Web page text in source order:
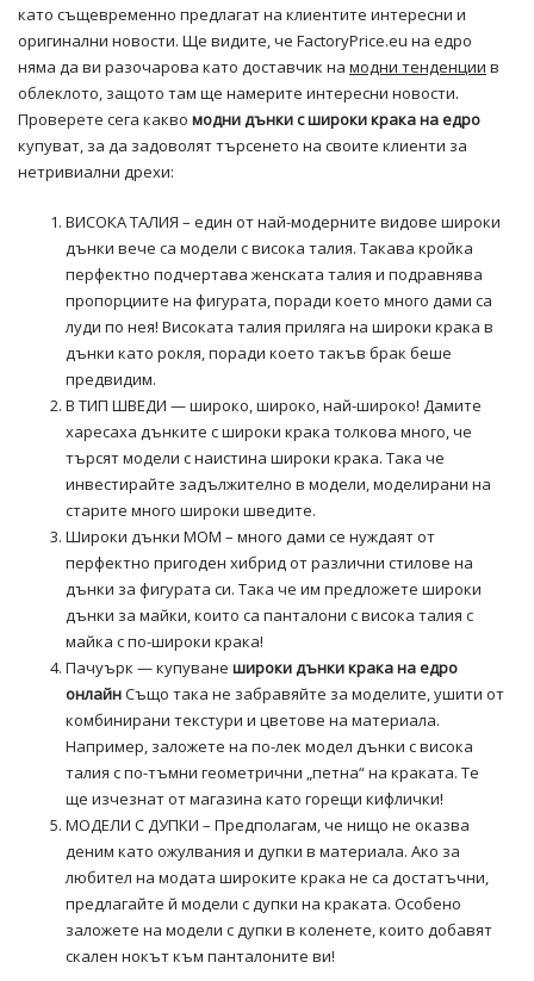
като същевременно предлагат на клиентите интересни и
оригинални новости. Ще видите, че FactoryPrice.eu на едро
няма да ви разочарова като доставчик на модни тенденции в
облеклото, защото там ще намерите интересни новости.
Проверете сега какво модни дънки с широки крака на едро
купуват, за да задоволят търсенето на своите клиенти за
нетривиални дрехи:
ВИСОКА ТАЛИЯ – един от най-модерните видове широки
дънки вече са модели с висока талия. Такава кройка
перфектно подчертава женската талия и подравнява
пропорциите на фигурата, поради което много дами са
луди по нея! Високата талия приляга на широки крака в
дънки като рокля, поради което такъв брак беше
предвидим.
В ТИП ШВЕДИ — широко, широко, най-широко! Дамите
харесаха дънките с широки крака толкова много, че
търсят модели с наистина широки крака. Така че
инвестирайте задължително в модели, моделирани на
старите много широки шведите.
Широки дънки MOM – много дами се нуждаят от
перфектно пригоден хибрид от различни стилове на
дънки за фигурата си. Така че им предложете широки
дънки за майки, които са панталони с висока талия с
майка с по-широки крака!
Пачуърк — купуване широки дънки крака на едро
онлайнСъщо така не забравяйте за моделите, ушити от
комбинирани текстури и цветове на материала.
Например, заложете на по-лек модел дънки с висока
талия с по-тъмни геометрични „петна“ на краката. Те
ще изчезнат от магазина като горещи кифлички!
МОДЕЛИ С ДУПКИ – Предполагам, че нищо не оказва
деним като ожулвания и дупки в материала. Ако за
любител на модата широките крака не са достатъчни,
предлагайте й модели с дупки на краката. Особено
заложете на модели с дупки в коленете, които добавят
скален нокът към панталоните ви!